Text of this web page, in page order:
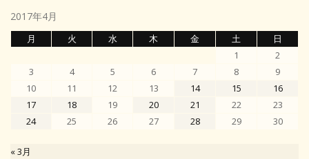
2017年4月
月 火 水 木 金 土
日
1
2
3
4 5 6 7 8
9
10
11 12 13 14 15
16
17
18 19 20 21 22
23
24
25 26 27 28 29 30
« 3月